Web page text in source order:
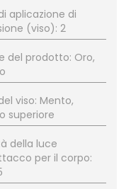
aplicazione di
(viso): 2
del prodotto: Oro,
viso: Mento,
superiore
della luce
per il corpo: